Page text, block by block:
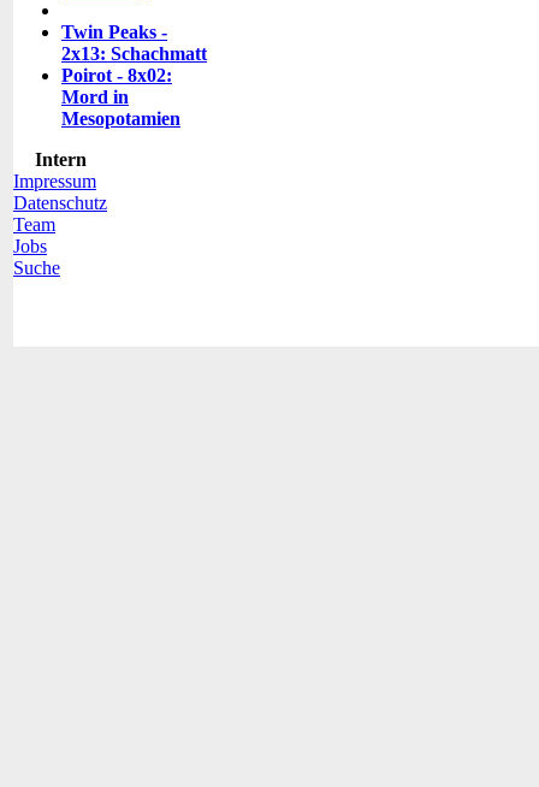
Twin Peaks -
2x13: Schachmatt
Poirot - 8x02:
Mord in
Mesopotamien
Intern
Impressum
Datenschutz
Team
Jobs
Suche